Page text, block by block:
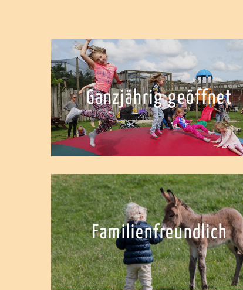
Ganzjährig geöffnet
Familienfreundlich